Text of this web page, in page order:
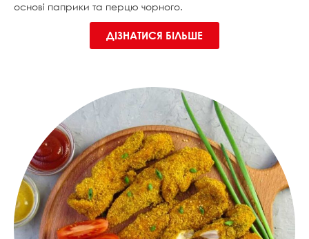
основі паприки та перцю чорного.
ДІЗНАТИСЯ БІЛЬШЕ